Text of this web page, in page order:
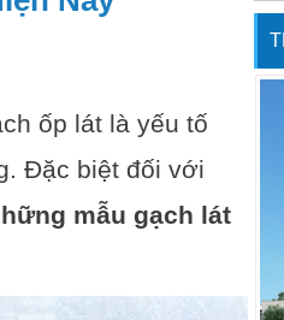
ốp lát là yếu tố
Đặc biệt đối với
mẫu gạch lát